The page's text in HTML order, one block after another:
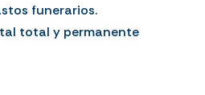
funerarios.
total y permanente